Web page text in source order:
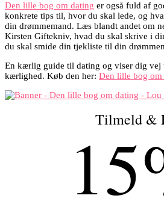
Den lille bog om dating er også fuld af
konkrete tips til, hvor du skal lede, og
din drømmemand. Læs blandt andet om
Kirsten Giftekniv, hvad du skal skrive i
du skal smide din tjekliste til din
En kærlig guide til dating og viser dig vej
kærlighed. Køb den her: Den lille bog om
Tilmeld &